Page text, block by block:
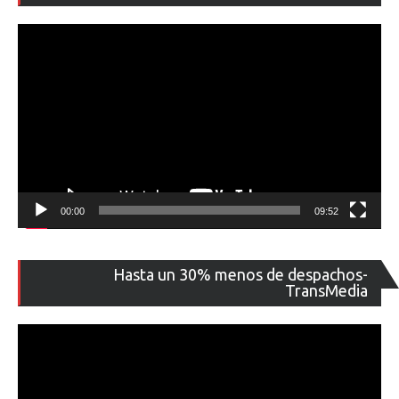
00:00 09:52
Hasta un 30% menos de despachos-
TransMedia
de